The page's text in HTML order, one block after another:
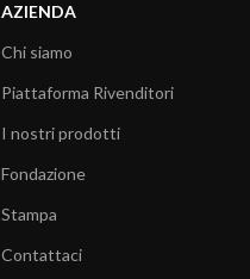
AZIENDA
Chi siamo
Piattaforma Rivenditori
I nostri prodotti
Fondazione
Stampa
Contattaci